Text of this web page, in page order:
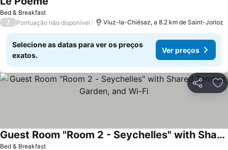
Bed & Breakfast
/ Pontuação não disponível Viuz-la-Chiésaz, a 8.2 km de Saint-Jorioz
Selecione as datas para ver os preços
exatos.
Ver preços
Partilhar
Bed & Breakfast
Guest Room "Room 2 - Seychelles" with Shared Terrace, Garden, and Wi-Fi